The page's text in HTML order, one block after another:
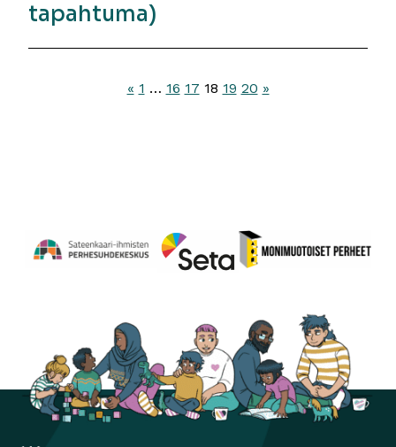
tapahtuma)
Artikkelien
« 1 … 16 17 18 19 20 »